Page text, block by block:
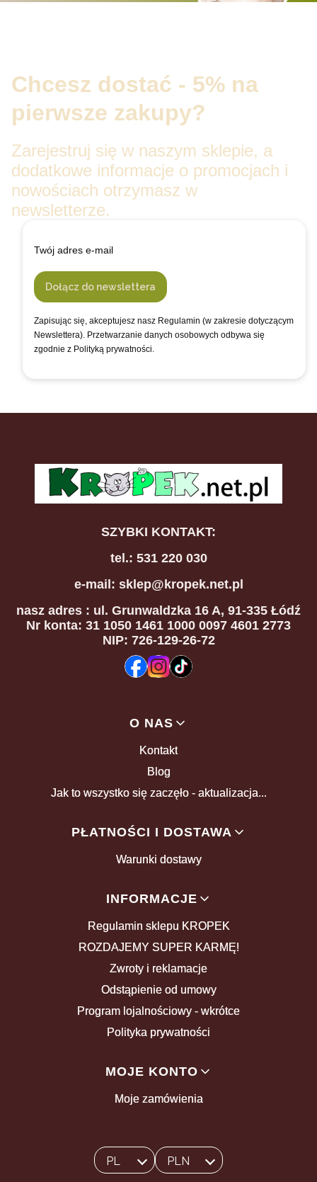
Chcesz dostać - 5% na
pierwsze zakupy?
Zarejestruj się w naszym sklepie, a
dodatkowe informacje o promocjach i
nowościach otrzymasz w
newsletterze.
Twój adres e-mail
Dołącz do newslettera
Zapisując się, akceptujesz nasz Regulamin (w zakresie dotyczącym
Newslettera). Przetwarzanie danych osobowych odbywa się
zgodnie z Polityką prywatności.
SZYBKI KONTAKT:
tel.: 531 220 030
e-mail: sklep@kropek.net.pl
nasz adres : ul. Grunwaldzka 16 A, 91-335 Łódź
Nr konta: 31 1050 1461 1000 0097 4601 2773
NIP: 726-129-26-72
O NAS
Kontakt
Blog
Jak to wszystko się zaczęło - aktualizacja...
PŁATNOŚCI I DOSTAWA
Warunki dostawy
INFORMACJE
Regulamin sklepu KROPEK
ROZDAJEMY SUPER KARMĘ!
Zwroty i reklamacje
Odstąpienie od umowy
Program lojalnościowy - wkrótce
Polityka prywatności
MOJE KONTO
Moje zamówienia
Wybrany język:
PL
polski Wybrana waluta:
PLN